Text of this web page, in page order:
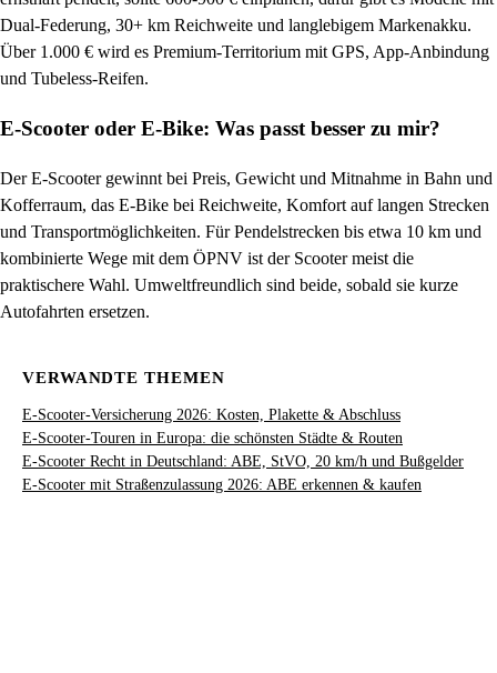
Dual-Federung, 30+ km Reichweite und langlebigem Markenakku.
Über 1.000 € wird es Premium-Territorium mit GPS, App-Anbindung
und Tubeless-Reifen.
E-Scooter oder E-Bike: Was passt besser zu mir?
Der E-Scooter gewinnt bei Preis, Gewicht und Mitnahme in Bahn und
Kofferraum, das E-Bike bei Reichweite, Komfort auf langen Strecken
und Transportmöglichkeiten. Für Pendelstrecken bis etwa 10 km und
kombinierte Wege mit dem ÖPNV ist der Scooter meist die
praktischere Wahl. Umweltfreundlich sind beide, sobald sie kurze
Autofahrten ersetzen.
VERWANDTE THEMEN
E-Scooter-Versicherung 2026: Kosten, Plakette & Abschluss
E-Scooter-Touren in Europa: die schönsten Städte & Routen
E-Scooter Recht in Deutschland: ABE, StVO, 20 km/h und Bußgelder
E-Scooter mit Straßenzulassung 2026: ABE erkennen & kaufen